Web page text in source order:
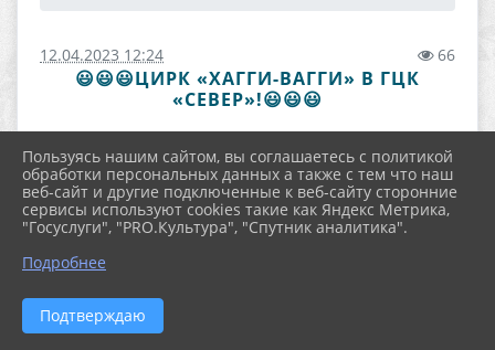
12.04.2023 12:24 66
😃😃😃ЦИРК «ХАГГИ-ВАГГИ» В ГЦК
«СЕВЕР»!😃😃😃
Пользуясь нашим сайтом, вы соглашаетесь с политикой
обработки персональных данных а также с тем что наш
веб-сайт и другие подключенные к веб-сайту сторонние
сервисы используют cookies такие как Яндекс Метрика,
"Госуслуги", "PRO.Культура", "Спутник аналитика".
Подробнее
Подтверждаю